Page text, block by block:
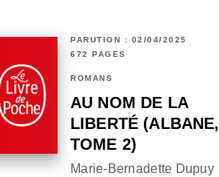
PARUTION : 02/04/2025
672 PAGES
ROMANS
AU NOM DE LA
LIBERTÉ (ALBANE,
TOME 2)
Marie-Bernadette Dupuy